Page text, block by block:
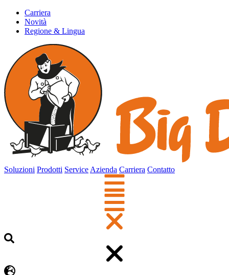
Carriera
Novità
Regione & Lingua
Soluzioni Prodotti Service Azienda Carriera Contatto